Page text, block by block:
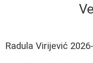
Radula Virijević